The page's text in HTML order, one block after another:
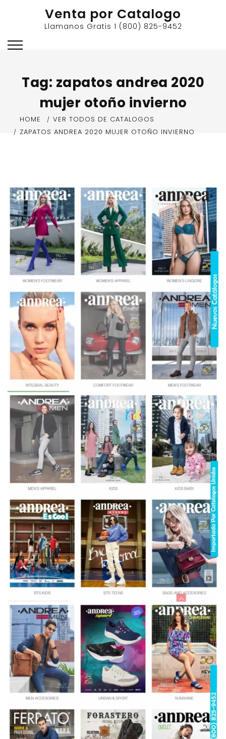
Venta por Catalogo
Llamanos Gratis 1 (800) 825-9452
Tag: zapatos andrea 2020
mujer otoño invierno
HOME
VER TODOS DE CATALOGOS
ZAPATOS ANDREA 2020 MUJER OTOÑO INVIERNO